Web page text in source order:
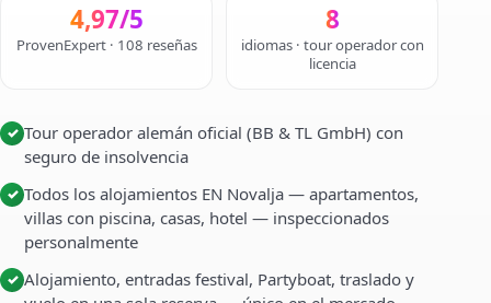
4,97/5
ProvenExpert · 108 reseñas
8
idiomas · tour operador con
licencia
✓ Tour operador alemán oficial (BB & TL GmbH) con
seguro de insolvencia
✓ Todos los alojamientos EN Novalja — apartamentos,
villas con piscina, casas, hotel — inspeccionados
personalmente
✓ Alojamiento, entradas festival, Partyboat, traslado y